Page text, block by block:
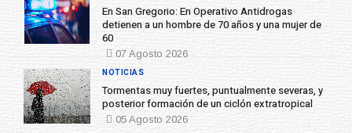
En San Gregorio: En Operativo Antidrogas
detienen a un hombre de 70 años y una mujer de
60
07 Agosto 2026
Tormentas muy fuertes, puntualmente severas, y
posterior formación de un ciclón extratropical
05 Agosto 2026
NOTICIAS